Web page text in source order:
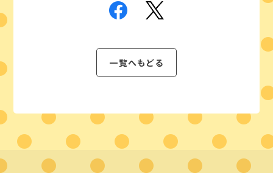
一覧へもどる